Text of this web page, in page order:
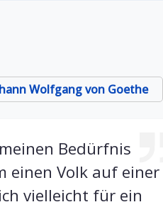
Wolfgang von Goethe
Bedürfnis
einen Volk auf einer
vielleicht für ein